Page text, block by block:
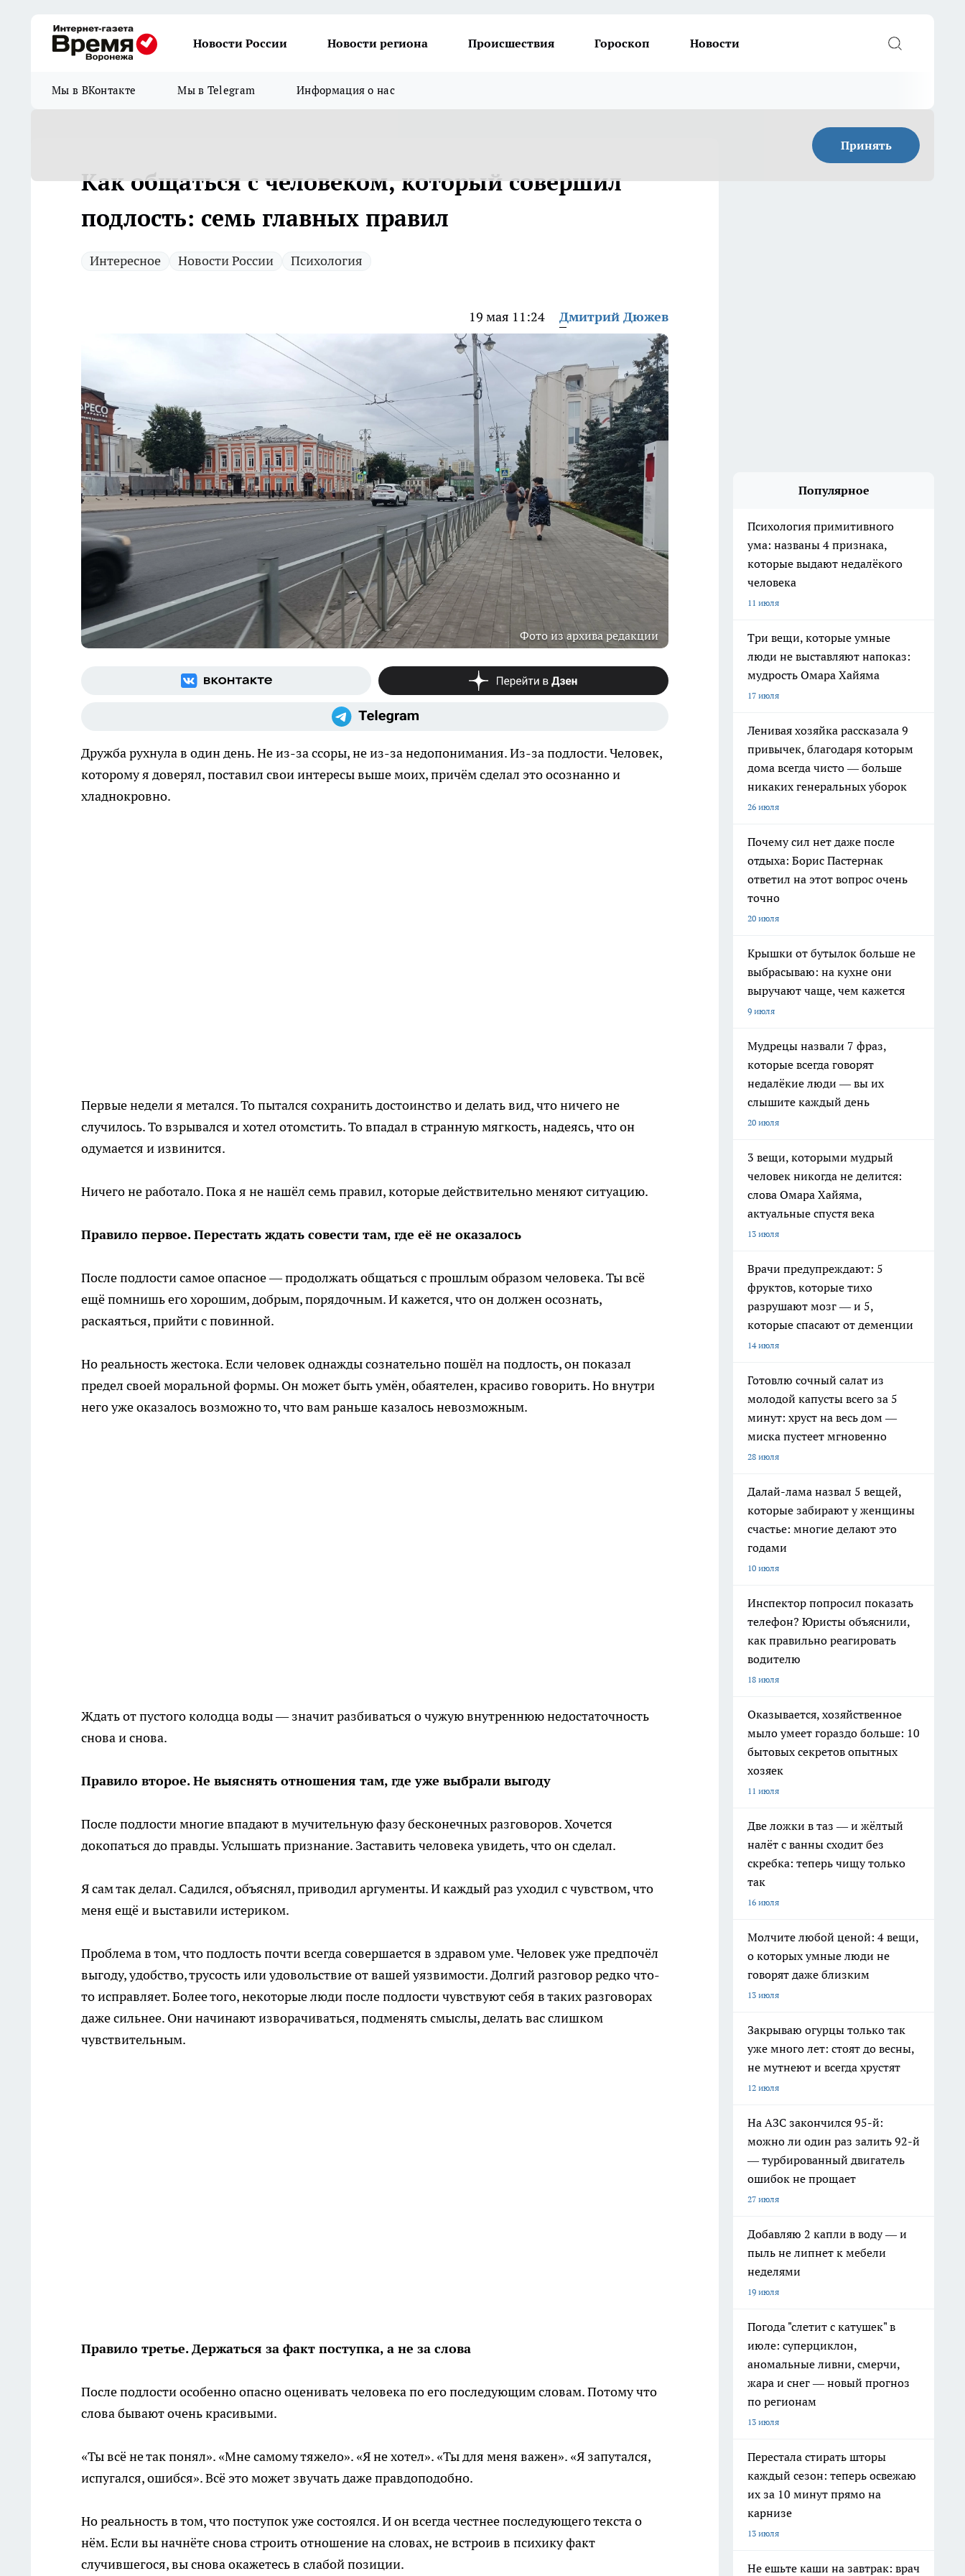
Новости России Новости региона Происшествия Гороскоп Новости
Мы в ВКонтакте Мы в Telegram Информация о нас
Принять
Как общаться с человеком, который совершил
подлость: семь главных правил
Интересное Новости России Психология
19 мая 11:24 Дмитрий Дюжев
Фото из архива редакции
Дружба рухнула в один день. Не из-за ссоры, не из-за недопонимания. Из-за подлости. Человек,
которому я доверял, поставил свои интересы выше моих, причём сделал это осознанно и
хладнокровно.
Первые недели я метался. То пытался сохранить достоинство и делать вид, что ничего не
случилось. То взрывался и хотел отомстить. То впадал в странную мягкость, надеясь, что он
одумается и извинится.
Ничего не работало. Пока я не нашёл семь правил, которые действительно меняют ситуацию.
Правило первое. Перестать ждать совести там, где её не оказалось
После подлости самое опасное — продолжать общаться с прошлым образом человека. Ты всё
ещё помнишь его хорошим, добрым, порядочным. И кажется, что он должен осознать,
раскаяться, прийти с повинной.
Но реальность жестока. Если человек однажды сознательно пошёл на подлость, он показал
предел своей моральной формы. Он может быть умён, обаятелен, красиво говорить. Но внутри
него уже оказалось возможно то, что вам раньше казалось невозможным.
Ждать от пустого колодца воды — значит разбиваться о чужую внутреннюю недостаточность
снова и снова.
Правило второе. Не выяснять отношения там, где уже выбрали выгоду
После подлости многие впадают в мучительную фазу бесконечных разговоров. Хочется
докопаться до правды. Услышать признание. Заставить человека увидеть, что он сделал.
Я сам так делал. Садился, объяснял, приводил аргументы. И каждый раз уходил с чувством, что
меня ещё и выставили истериком.
Проблема в том, что подлость почти всегда совершается в здравом уме. Человек уже предпочёл
выгоду, удобство, трусость или удовольствие от вашей уязвимости. Долгий разговор редко что-
то исправляет. Более того, некоторые люди после подлости чувствуют себя в таких разговорах
даже сильнее. Они начинают изворачиваться, подменять смыслы, делать вас слишком
чувствительным.
Правило третье. Держаться за факт поступка, а не за слова
После подлости особенно опасно оценивать человека по его последующим словам. Потому что
слова бывают очень красивыми.
«Ты всё не так понял». «Мне самому тяжело». «Я не хотел». «Ты для меня важен». «Я запутался,
испугался, ошибся». Всё это может звучать даже правдоподобно.
Но реальность в том, что поступок уже состоялся. И он всегда честнее последующего текста о
нём. Если вы начнёте снова строить отношение на словах, не встроив в психику факт
случившегося, вы снова окажетесь в слабой позиции.
Популярное
Психология примитивного
ума: названы 4 признака,
которые выдают недалёкого
человека
11 июля
Три вещи, которые умные
люди не выставляют напоказ:
мудрость Омара Хайяма
17 июля
Ленивая хозяйка рассказала 9
привычек, благодаря которым
дома всегда чисто — больше
никаких генеральных уборок
26 июля
Почему сил нет даже после
отдыха: Борис Пастернак
ответил на этот вопрос очень
точно
20 июля
Крышки от бутылок больше не
выбрасываю: на кухне они
выручают чаще, чем кажется
9 июля
Мудрецы назвали 7 фраз,
которые всегда говорят
недалёкие люди — вы их
слышите каждый день
20 июля
3 вещи, которыми мудрый
человек никогда не делится:
слова Омара Хайяма,
актуальные спустя века
13 июля
Врачи предупреждают: 5
фруктов, которые тихо
разрушают мозг — и 5,
которые спасают от деменции
14 июля
Готовлю сочный салат из
молодой капусты всего за 5
минут: хруст на весь дом —
миска пустеет мгновенно
28 июля
Далай-лама назвал 5 вещей,
которые забирают у женщины
счастье: многие делают это
годами
10 июля
Инспектор попросил показать
телефон? Юристы объяснили,
как правильно реагировать
водителю
18 июля
Оказывается, хозяйственное
мыло умеет гораздо больше: 10
бытовых секретов опытных
хозяек
11 июля
Две ложки в таз — и жёлтый
налёт с ванны сходит без
скребка: теперь чищу только
так
16 июля
Молчите любой ценой: 4 вещи,
о которых умные люди не
говорят даже близким
13 июля
Закрываю огурцы только так
уже много лет: стоят до весны,
не мутнеют и всегда хрустят
12 июля
На АЗС закончился 95-й:
можно ли один раз залить 92-й
— турбированный двигатель
ошибок не прощает
27 июля
Добавляю 2 капли в воду — и
пыль не липнет к мебели
неделями
19 июля
Погода "слетит с катушек" в
июле: суперциклон,
аномальные ливни, смерчи,
жара и снег — новый прогноз
по регионам
13 июля
Перестала стирать шторы
каждый сезон: теперь освежаю
их за 10 минут прямо на
карнизе
13 июля
Не ешьте каши на завтрак: врач